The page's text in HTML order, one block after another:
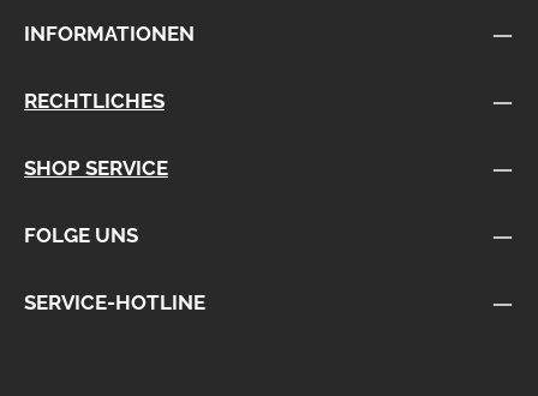
INFORMATIONEN
RECHTLICHES
SHOP SERVICE
FOLGE UNS
SERVICE-HOTLINE